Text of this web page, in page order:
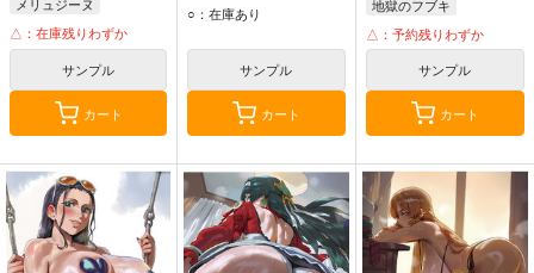
△：在庫残りわずか
サンプル
カート
麗日お茶子
○：在庫あり
サンプル
カート
地獄のフブキ
△：予約残りわずか
サンプル
カート